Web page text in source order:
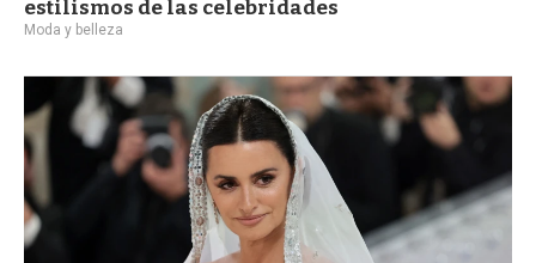
estilismos de las celebridades
Moda y belleza